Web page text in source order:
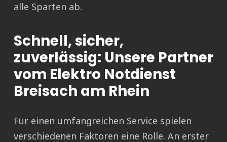
alle Sparten ab.
Schnell, sicher,
zuverlässig: Unsere Partner
vom Elektro Notdienst
Breisach am Rhein
Für einen umfangreichen Service spielen
verschiedenen Faktoren eine Rolle. An erster